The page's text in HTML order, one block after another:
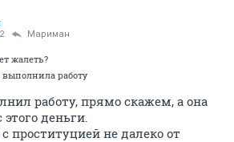
Мариман
жалеть?
выполнила работу
работу, прямо скажем, а она
деньги.
проституцией не далеко от